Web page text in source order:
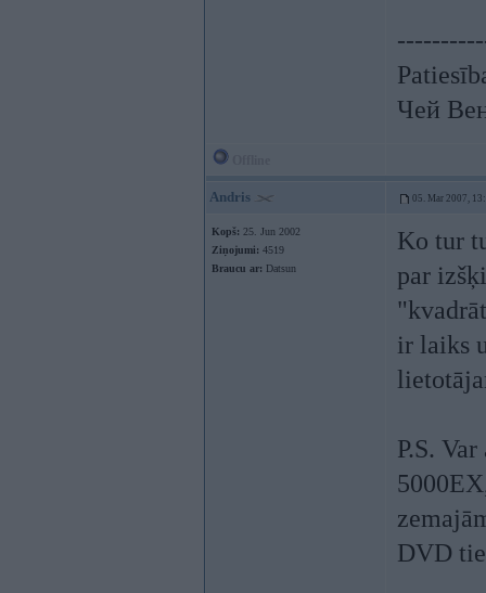
Чей
Andris 05. Mar 2007,
Kopš: 25. Jun 2002
Ziņojumi: 4519
Braucu ar: Datsun
Ko tur
par
ir laiks
P.S.
DVD